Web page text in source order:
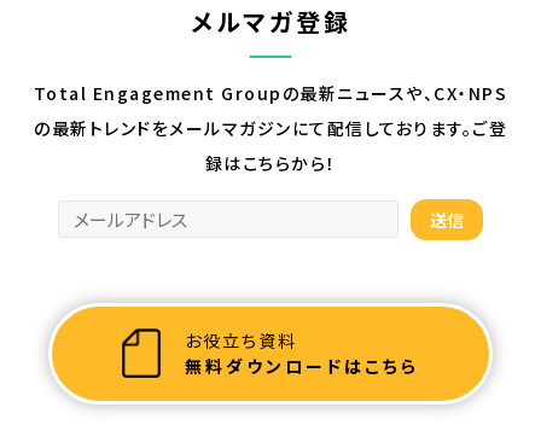
メルマガ登録
Total Engagement Groupの最新ニュースや、CX・NPS
の最新トレンドをメールマガジンにて配信しております。ご登
録はこちらから！
お役立ち資料
無料ダウンロードはこちら